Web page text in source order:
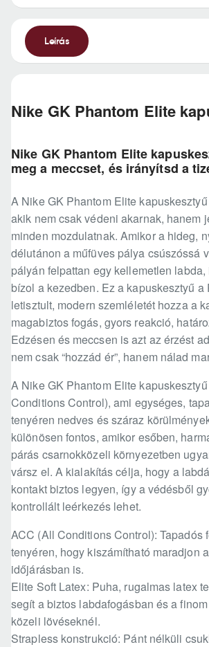
Leírás
Nike GK Phantom Elite
Nike GK Phantom Elite
meg a meccset, és irányítsd a
A Nike GK Phantom Elite
akik nem csak védeni akarnak, hanem
minden mozdulatnak. Amikor a hideg,
délutánon a műfüves pálya csúszóssá
pályán felpattan egy kellemetlen
bízol a kezedben. Ez a kapuskesztyű a
letisztult, modern szemléletét hozza a
magabiztos fogás, gyors reakció,
Edzésen és meccsen is azt az érzést
nem csak “hozzád ér”, hanem nálad
A Nike GK Phantom Elite
Conditions Control), ami egységes,
tenyéren nedves és száraz
különösen fontos, amikor esőben,
párás csarnokközeli környezetben
vársz el. A kialakítás célja, hogy a
kontakt biztos legyen, így a védésből
kontrollált leérkezés lehet.
ACC (All Conditions Control): Tapadós
tenyéren, hogy kiszámítható maradjon
időjárásban is.
Elite Soft Latex: Puha, rugalmas latex
segít a biztos labdafogásban és a
közeli lövéseknél.
Strapless konstrukció: Pánt nélküli